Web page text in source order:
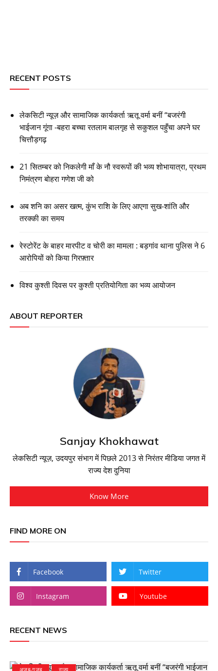
RECENT POSTS
लेकसिटी न्यूज़ और सामाजिक कार्यकर्ता ऋतू वर्मा बनीं “बजरंगी
भाईजान गूंगा -बहरा बच्चा रतलाम बालगृह से सकुशल पहुँचा अपने घर
चित्तौड़गढ़
21 सितम्बर को निकलेगी माँ के नौ स्वरूपों की भव्य शोभायात्रा, प्रथम
निमंत्रण बोहरा गणेश जी को
अब शनि का असर खत्म, कुंभ राशि के लिए आएगा सुख-शांति और
तरक्की का समय
रेस्टोरेंट के बाहर मारपीट व चोरी का मामला : बड़गांव थाना पुलिस ने 6
आरोपियों को किया गिरफ़्तार
विश्व कुश्ती दिवस पर कुश्ती प्रतियोगिता का भव्य आयोजन
ABOUT REPORTER
Sanjay Khokhawat
लेकसिटी न्यूज़, उदयपुर संभाग में पिछले 2013 से निरंतर मीडिया जगत में
राज्य देश दुनिया
Know More
FIND MORE ON
Facebook Twitter
Instagram Youtube
RECENT NEWS
अज़ब-गज़ब राज्य